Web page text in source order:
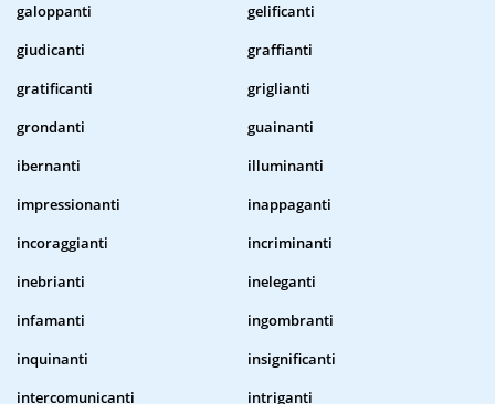
galoppanti
gelificanti
giudicanti
graffianti
gratificanti
griglianti
grondanti
guainanti
ibernanti
illuminanti
impressionanti
inappaganti
incoraggianti
incriminanti
inebrianti
ineleganti
infamanti
ingombranti
inquinanti
insignificanti
intercomunicanti
intriganti